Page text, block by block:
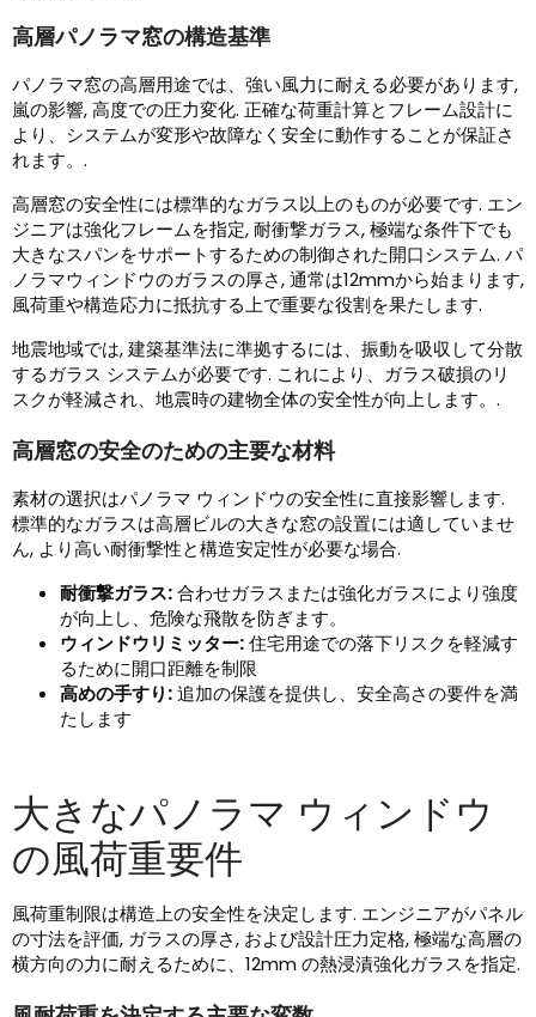
高層パノラマ窓の構造基準
パノラマ窓の高層用途では、強い風力に耐える必要があります,
嵐の影響, 高度での圧力変化. 正確な荷重計算とフレーム設計に
より、システムが変形や故障なく安全に動作することが保証さ
れます。.
高層窓の安全性には標準的なガラス以上のものが必要です. エン
ジニアは強化フレームを指定, 耐衝撃ガラス, 極端な条件下でも
大きなスパンをサポートするための制御された開口システム. パ
ノラマウィンドウのガラスの厚さ, 通常は12mmから始まります,
風荷重や構造応力に抵抗する上で重要な役割を果たします.
地震地域では, 建築基準法に準拠するには、振動を吸収して分散
するガラス システムが必要です. これにより、ガラス破損のリ
スクが軽減され、地震時の建物全体の安全性が向上します。.
高層窓の安全のための主要な材料
素材の選択はパノラマ ウィンドウの安全性に直接影響します.
標準的なガラスは高層ビルの大きな窓の設置には適していませ
ん, より高い耐衝撃性と構造安定性が必要な場合.
耐衝撃ガラス:合わせガラスまたは強化ガラスにより強度
が向上し、危険な飛散を防ぎます。
ウィンドウリミッター:住宅用途での落下リスクを軽減す
るために開口距離を制限
高めの手すり:追加の保護を提供し、安全高さの要件を満
たします
大きなパノラマ ウィンドウ
の風荷重要件
風荷重制限は構造上の安全性を決定します. エンジニアがパネル
の寸法を評価, ガラスの厚さ, および設計圧力定格, 極端な高層の
横方向の力に耐えるために、12mm の熱浸漬強化ガラスを指定.